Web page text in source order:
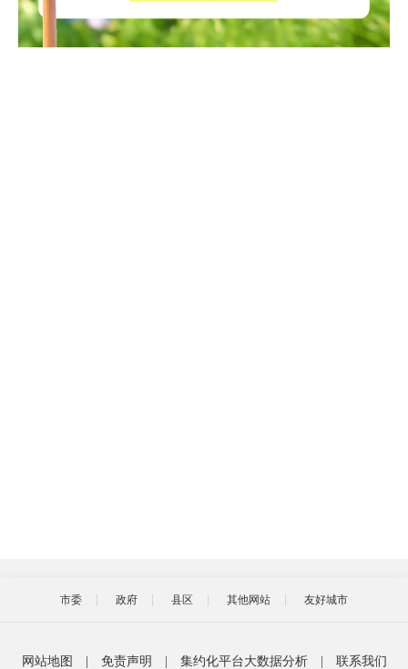
市委 政府 县区 其他网站 友好城市
网站地图 | 免责声明 | 集约化平台大数据分析 | 联系我们